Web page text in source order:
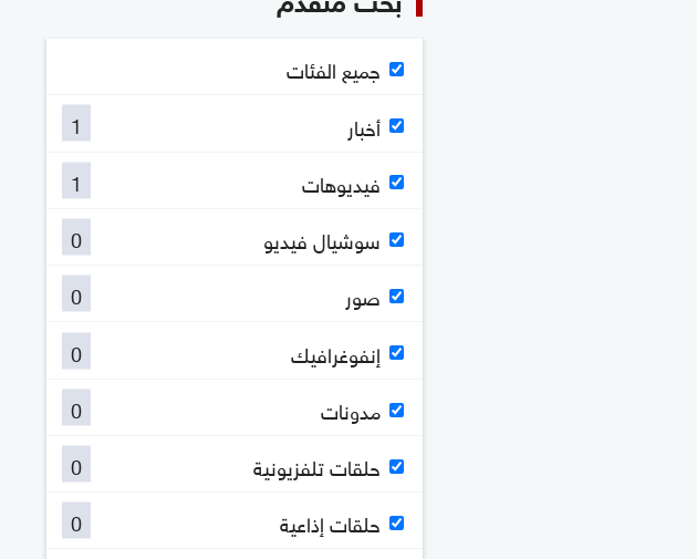
جميع الفئات
أخبار
1
فيديوهات
1
سوشيال فيديو
0
صور
0
إنفوغرافيك
0
مدونات
0
حلقات تلفزيونية
0
حلقات إذاعية
0